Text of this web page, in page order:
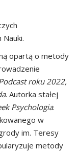
opartą o metody
roku 2022,
. Autorka stałej
Psychologia.
w
im. Teresy
metody